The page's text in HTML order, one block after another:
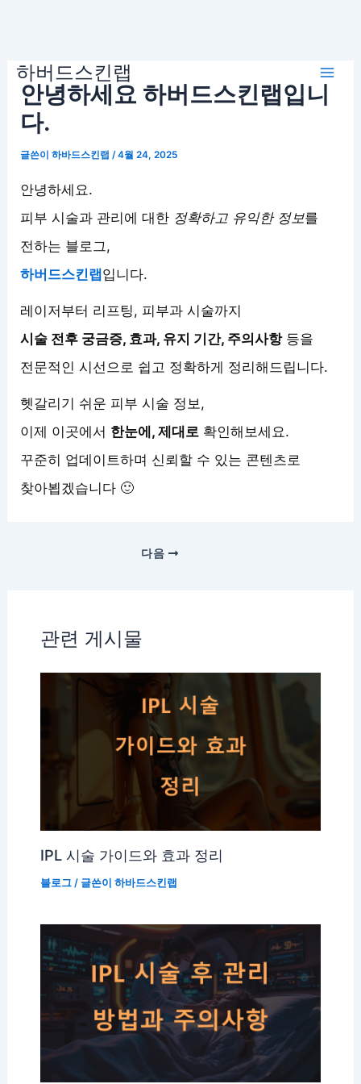
하버드스킨랩
안녕하세요 하버드스킨랩입니
다.
글쓴이하바드스킨랩/4월 24, 2025
안녕하세요.
피부 시술과 관리에 대한 정확하고 유익한 정보를
전하는 블로그,
하버드스킨랩입니다.
레이저부터 리프팅, 피부과 시술까지
시술 전후 궁금증, 효과, 유지 기간, 주의사항등을
전문적인 시선으로 쉽고 정확하게 정리해드립니다.
헷갈리기 쉬운 피부 시술 정보,
이제 이곳에서 한눈에, 제대로 확인해보세요.
꾸준히 업데이트하며 신뢰할 수 있는 콘텐츠로
찾아뵙겠습니다 🙂
다음
관련 게시물
IPL 시술 가이드와 효과 정리
블로그/ 글쓴이 하바드스킨랩